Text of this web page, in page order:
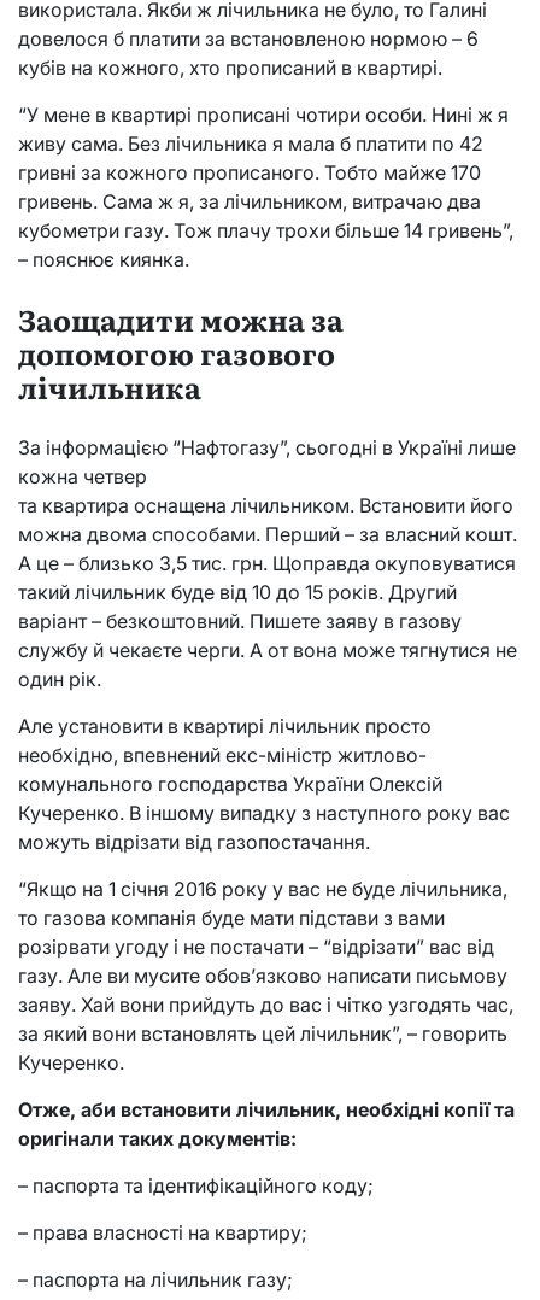
використала. Якби ж лічильника не було, то Галині
довелося б платити за встановленою нормою – 6
кубів на кожного, хто прописаний в квартирі.
“У мене в квартирі прописані чотири особи. Нині ж я
живу сама. Без лічильника я мала б платити по 42
гривні за кожного прописаного. Тобто майже 170
гривень. Сама ж я, за лічильником, витрачаю два
кубометри газу. Тож плачу трохи більше 14 гривень”,
– пояснює киянка.
Заощадити можна за
допомогою газового
лічильника
За інформацією “Нафтогазу”, сьогодні в Україні лише
кожна четвер
та квартира оснащена лічильником. Встановити його
можна двома способами. Перший – за власний кошт.
А це – близько 3,5 тис. грн. Щоправда окуповуватися
такий лічильник буде від 10 до 15 років. Другий
варіант – безкоштовний. Пишете заяву в газову
службу й чекаєте черги. А от вона може тягнутися не
один рік.
Але установити в квартирі лічильник просто
необхідно, впевнений екс-міністр житлово-
комунального господарства України Олексій
Кучеренко. В іншому випадку з наступного року вас
можуть відрізати від газопостачання.
“Якщо на 1 січня 2016 року у вас не буде лічильника,
то газова компанія буде мати підстави з вами
розірвати угоду і не постачати – “відрізати” вас від
газу. Але ви мусите обов’язково написати письмову
заяву. Хай вони прийдуть до вас і чітко узгодять час,
за який вони встановлять цей лічильник”, – говорить
Кучеренко.
Отже, аби встановити лічильник, необхідні копії та
оригінали таких документів:
– паспорта та ідентифікаційного коду;
– права власності на квартиру;
– паспорта на лічильник газу;